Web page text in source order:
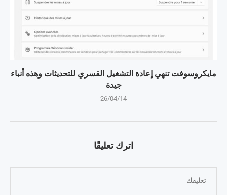
مايكروسوفت تنهي إعادة التشغيل القسري للتحديثات وهذه أنباء
جيدة
26/04/14
اترك تعليقًا